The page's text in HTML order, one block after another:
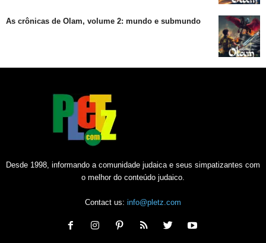
As crônicas de Olam, volume 2: mundo e submundo
Desde 1998, informando a comunidade judaica e seus simpatizantes com
o melhor do conteúdo judaico.
Contact us: info@pletz.com